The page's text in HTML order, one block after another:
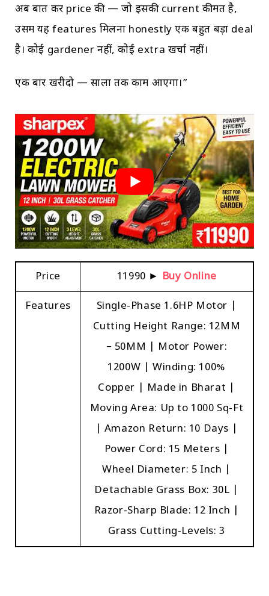
अब बात करें price की — जो इसकी current कीमत है,
उसमें यह features मिलना honestly एक बहुत बड़ा deal
है। कोई gardener नहीं, कोई extra खर्चा नहीं।
एक बार खरीदो — सालों तक काम आएगा।”
Price ₹11990 ► Buy Online
Features
Single-Phase 1.6HP Motor |
Cutting Height Range: 12MM
– 50MM | Motor Power:
1200W | Winding: 100%
Copper | Made in Bharat |
Moving Area: Up to 1000 Sq-Ft
| Amazon Return: 10 Days |
Power Cord: 15 Meters |
Wheel Diameter: 5 Inch |
Detachable Grass Box: 30L |
Razor-Sharp Blade: 12 Inch |
Grass Cutting-Levels: 3